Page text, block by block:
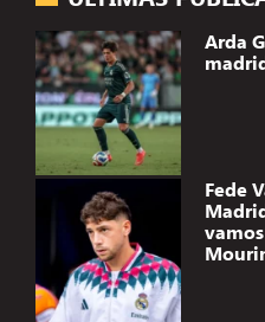
Arda
Fede